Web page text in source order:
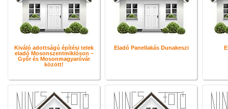
Kiváló adottságú építési telek
eladó Mosonszentmiklóson –
Győr és Mosonmagyaróvár
között!
Eladó Panellakás Dunakeszi